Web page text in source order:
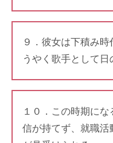
９．彼女は下積み
うやく歌手として日
１０．この時期に
信が持てず、就職活